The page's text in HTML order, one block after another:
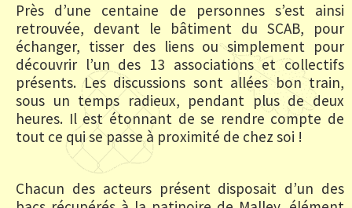
Près d’une centaine de personnes s’est ainsi
retrouvée, devant le bâtiment du SCAB, pour
échanger, tisser des liens ou simplement pour
découvrir l’un des 13 associations et collectifs
présents. Les discussions sont allées bon train,
sous un temps radieux, pendant plus de deux
heures. Il est étonnant de se rendre compte de
tout ce qui se passe à proximité de chez soi !
Chacun des acteurs présent disposait d’un des